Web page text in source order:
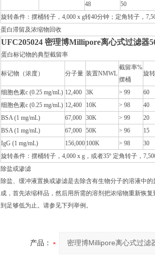
48
50
旋转条件：摆桶转子，4,000 x g转40分钟；定角转子，
蛋白滞留及浓缩物回收
UFC205024 密理博Millipore离心式过滤器
蛋白标记物的典型截留率
标记物（浓度） 分子量 装置NMWL
截留率%
摆桶
旋
细胞色素c (0.25 mg/mL) 12,400 3K > 99 60
细胞色素c (0.25 mg/mL) 12,400 10K > 98 40
BSA (1 mg/mL)
67,000 30K > 99 20
BSA (1 mg/mL)
67,000 50K > 96 15
IgG (1 mg/mL)
156,000 100K > 98 30
旋转条件：摆桶转子，4,000 x g，或者35º 定角转子，
除盐或渗滤
除盐、缓冲液置换或渗滤是去除含有生物分子的溶液中
成，首先浓缩样品，然后用所需的溶剂把浓缩物重新恢
到足够低为止。请参见下列举例。
产品：